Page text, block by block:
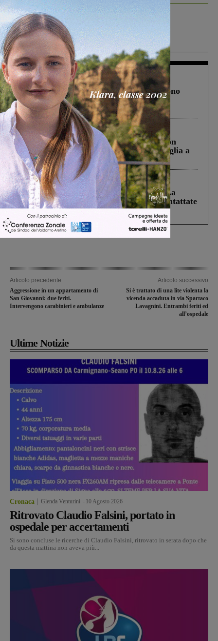
Più lette
Cronaca 4 Agosto 2026
Un anno fa la strage in A1 in cui morirono
Gianni, Giulia e Franco. Lo schianto, il
processo, lo stop ai sorpassi fra tir....
Cronaca 3 Agosto 2026
Scomparso da una struttura di Castiglion
Fiorentino l’uomo che aveva ucciso la figlia a
Levane nel 2020
Cronaca 5 Agosto 2026
Continuano le ricerche di Miah Billal. La
Prefettura: “In caso di avvistamento contattate
il 112”
Articolo precedente
Aggressione in un appartamento di
San Giovanni: due feriti.
Intervengono carabinieri e ambulanze
Articolo successivo
Si è trattato di una lite violenta la
vicenda accaduta in via Spartaco
Lavagnini. Entrambi feriti ed
all’ospedale
Ultime Notizie
Cronaca Glenda Venturini 10 Agosto 2026
Ritrovato Claudio Falsini, portato in
ospedale per accertamenti
Si sono concluse le ricerche di Claudio Falsini, ritrovato in serata dopo che
da questa mattina non aveva più...